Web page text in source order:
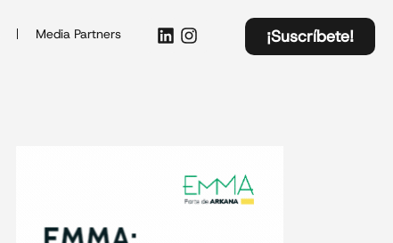
Media Partners ¡Suscríbete!